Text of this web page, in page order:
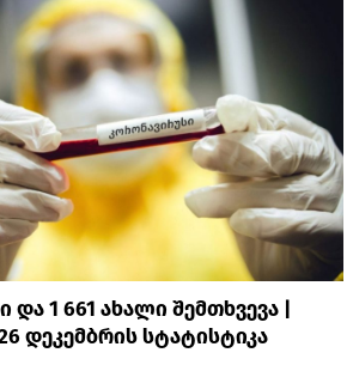
1 661 ახალი შემთხვევა |
დეკემბრის სტატისტიკა